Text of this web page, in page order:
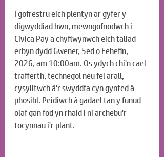
I gofrestru eich plentyn ar gyfer y
digwyddiad hwn, mewngofnodwch i
Civica Pay a chyflwynwch eich taliad
erbyn dydd Gwener, 5ed o Fehefin,
2026, am 10:00am. Os ydych chi'n cael
trafferth, technegol neu fel arall,
cysylltwch â'r swyddfa cyn gynted â
phosibl. Peidiwch â gadael tan y funud
olaf gan fod yn rhaid i ni archebu'r
tocynnau i'r plant.